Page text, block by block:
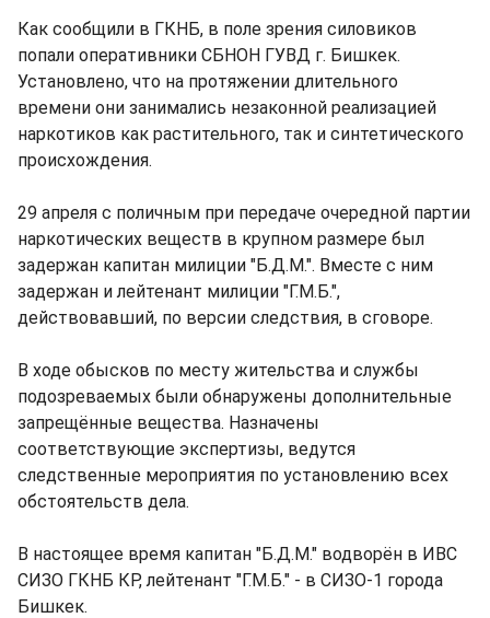
Как сообщили в ГКНБ, в поле зрения силовиков
попали оперативники СБНОН ГУВД г. Бишкек.
Установлено, что на протяжении длительного
времени они занимались незаконной реализацией
наркотиков как растительного, так и синтетического
происхождения.
29 апреля с поличным при передаче очередной партии
наркотических веществ в крупном размере был
задержан капитан милиции "Б.Д.М.". Вместе с ним
задержан и лейтенант милиции "Г.М.Б.",
действовавший, по версии следствия, в сговоре.
В ходе обысков по месту жительства и службы
подозреваемых были обнаружены дополнительные
запрещённые вещества. Назначены
соответствующие экспертизы, ведутся
следственные мероприятия по установлению всех
обстоятельств дела.
В настоящее время капитан "Б.Д.М." водворён в ИВС
СИЗО ГКНБ КР, лейтенант "Г.М.Б." - в СИЗО-1 города
Бишкек.